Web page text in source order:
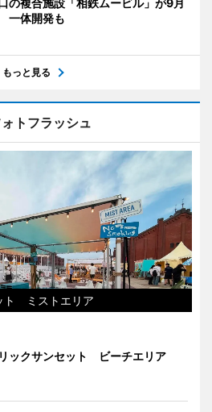
の複合施設「相鉄ムービル」が9月
一体開発も
もっと見る
トフラッシュ
ト ミストエリア
ックサンセット ビーチエリア